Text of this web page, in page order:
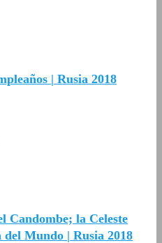
| Rusia 2018
Candombe; la Celeste
Mundo | Rusia 2018